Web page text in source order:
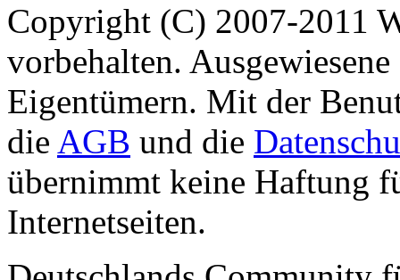
Copyright (C) 2007-2011
vorbehalten.
Eigentümern. Mit der
die AGB und die
übernimmt keine Haftung
Internetseiten.